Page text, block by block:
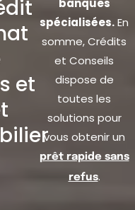
et
spécialisées.En
somme, Crédits
et Conseils
dispose de
toutes les
solutions pour
vous obtenir un
prêt rapide sans
refus.